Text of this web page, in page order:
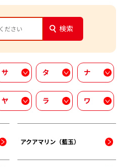
検索
サ タ ナ
ヤ ラ ワ
アクアマリン（藍玉）